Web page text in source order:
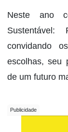
Neste ano
Sustentável:
convidando
escolhas, seu
de um futuro